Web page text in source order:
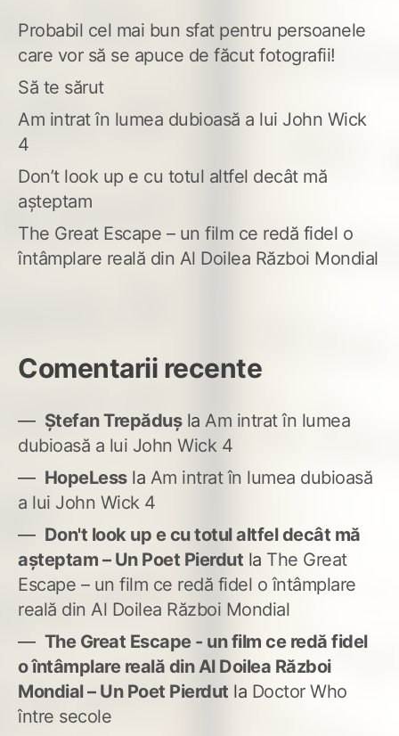
Probabil cel mai bun sfat pentru persoanele
care vor să se apuce de făcut fotografii!
Să te sărut
Am intrat în lumea dubioasă a lui John Wick
4
Don’t look up e cu totul altfel decât mă
așteptam
The Great Escape – un film ce redă fidel o
întâmplare reală din Al Doilea Război Mondial
Comentarii recente
Ștefan Trepădușla Am intrat în lumea
dubioasă a lui John Wick 4
HopeLessla Am intrat în lumea dubioasă
a lui John Wick 4
Don't look up e cu totul altfel decât mă
așteptam – Un Poet Pierdut la The Great
Escape – un film ce redă fidel o întâmplare
reală din Al Doilea Război Mondial
The Great Escape - un film ce redă fidel
o întâmplare reală din Al Doilea Război
Mondial – Un Poet Pierdut la Doctor Who
între secole